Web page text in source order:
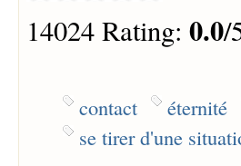
14024 Rating: 0.0/
contact éternité
se tirer d'une